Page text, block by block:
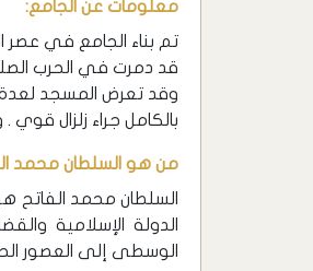
معلومات عن الجامع:
تم بناء الجامع في عصر
بالكامل جراء زلزال قوي . وقد
من هو السلطان محمد
السلطان محمد الفاتح
الدولة الإسلامية
الوسطى إلى العصور